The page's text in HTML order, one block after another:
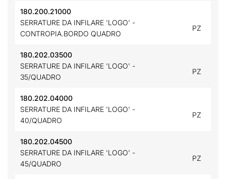
180.200.21000
SERRATURE DA INFILARE 'LOGO' -
CONTROPIA.BORDO QUADRO
PZ
180.202.03500
SERRATURE DA INFILARE 'LOGO' -
35/QUADRO
PZ
180.202.04000
SERRATURE DA INFILARE 'LOGO' -
40/QUADRO
PZ
180.202.04500
SERRATURE DA INFILARE 'LOGO' -
45/QUADRO
PZ